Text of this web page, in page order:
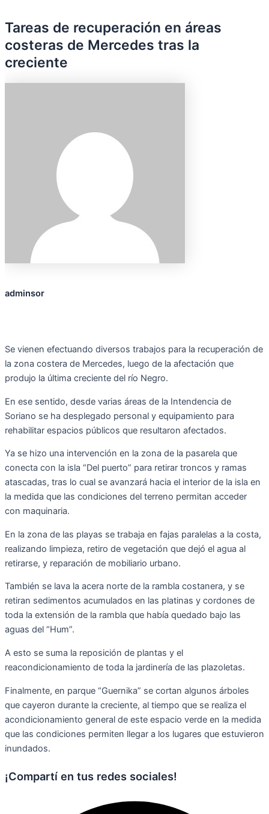
Tareas de recuperación en áreas
costeras de Mercedes tras la
creciente
adminsor
Se vienen efectuando diversos trabajos para la recuperación de
la zona costera de Mercedes, luego de la afectación que
produjo la última creciente del río Negro.
En ese sentido, desde varias áreas de la Intendencia de
Soriano se ha desplegado personal y equipamiento para
rehabilitar espacios públicos que resultaron afectados.
Ya se hizo una intervención en la zona de la pasarela que
conecta con la isla “Del puerto” para retirar troncos y ramas
atascadas, tras lo cual se avanzará hacia el interior de la isla en
la medida que las condiciones del terreno permitan acceder
con maquinaria.
En la zona de las playas se trabaja en fajas paralelas a la costa,
realizando limpieza, retiro de vegetación que dejó el agua al
retirarse, y reparación de mobiliario urbano.
También se lava la acera norte de la rambla costanera, y se
retiran sedimentos acumulados en las platinas y cordones de
toda la extensión de la rambla que había quedado bajo las
aguas del “Hum”.
A esto se suma la reposición de plantas y el
reacondicionamiento de toda la jardinería de las plazoletas.
Finalmente, en parque “Guernika” se cortan algunos árboles
que cayeron durante la creciente, al tiempo que se realiza el
acondicionamiento general de este espacio verde en la medida
que las condiciones permiten llegar a los lugares que estuvieron
inundados.
¡Compartí en tus redes sociales!